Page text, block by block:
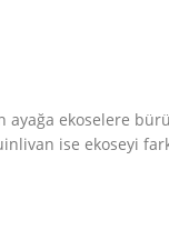
ayağa ekoselere
ise ekoseyi